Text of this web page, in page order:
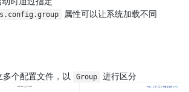
属性可以让系统加载不同
个配置文件，以 Group 进行区分